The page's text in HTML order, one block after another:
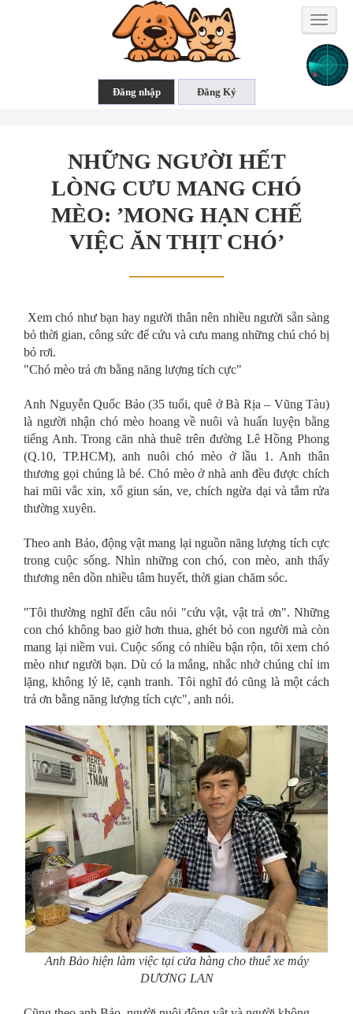
Toggle
NHỮNG NGƯỜI HẾT
LÒNG CƯU MANG CHÓ
MÈO: ’MONG HẠN CHẾ
VIỆC ĂN THỊT CHÓ’
Xem chó như bạn hay người thân nên nhiều người sẵn sàng
bỏ thời gian, công sức để cứu và cưu mang những chú chó bị
bỏ rơi.
"Chó mèo trả ơn bằng năng lượng tích cực"
Anh Nguyễn Quốc Bảo (35 tuổi, quê ở Bà Rịa – Vũng Tàu)
là người nhận chó mèo hoang về nuôi và huấn luyện bằng
tiếng Anh. Trong căn nhà thuê trên đường Lê Hồng Phong
(Q.10, TP.HCM), anh nuôi chó mèo ở lầu 1. Anh thân
thương gọi chúng là bé. Chó mèo ở nhà anh đều được chích
hai mũi vắc xin, xổ giun sán, ve, chích ngừa dại và tắm rửa
thường xuyên.
Theo anh Bảo, động vật mang lại nguồn năng lượng tích cực
trong cuộc sống. Nhìn những con chó, con mèo, anh thấy
thương nên dồn nhiều tâm huyết, thời gian chăm sóc.
"Tôi thường nghĩ đến câu nói "cứu vật, vật trả ơn". Những
con chó không bao giờ hơn thua, ghét bỏ con người mà còn
mang lại niềm vui. Cuộc sống có nhiều bận rộn, tôi xem chó
mèo như người bạn. Dù có la mắng, nhắc nhở chúng chỉ im
lặng, không lý lẽ, cạnh tranh. Tôi nghĩ đó cũng là một cách
trả ơn bằng năng lượng tích cực", anh nói.
Anh Bảo hiện làm việc tại cửa hàng cho thuê xe máy
DƯƠNG LAN